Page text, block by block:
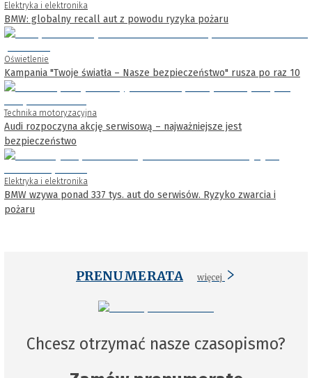
Elektryka i elektronika
BMW: globalny recall aut z powodu ryzyka pożaru
Oświetlenie
Kampania "Twoje światła – Nasze bezpieczeństwo" rusza po raz 10
Technika motoryzacyjna
Audi rozpoczyna akcję serwisową – najważniejsze jest
bezpieczeństwo
Elektryka i elektronika
BMW wzywa ponad 337 tys. aut do serwisów. Ryzyko zwarcia i
pożaru
PRENUMERATA więcej
Chcesz otrzymać nasze czasopismo?